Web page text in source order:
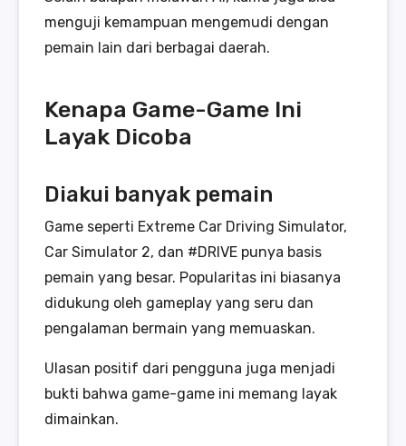
menguji kemampuan mengemudi dengan
pemain lain dari berbagai daerah.
Kenapa Game-Game Ini
Layak Dicoba
Diakui banyak pemain
Game seperti Extreme Car Driving Simulator,
Car Simulator 2, dan #DRIVE punya basis
pemain yang besar. Popularitas ini biasanya
didukung oleh gameplay yang seru dan
pengalaman bermain yang memuaskan.
Ulasan positif dari pengguna juga menjadi
bukti bahwa game-game ini memang layak
dimainkan.